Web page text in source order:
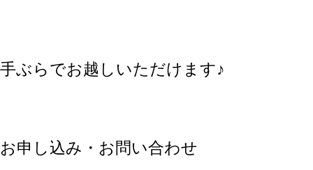
手ぶらでお越しいただけます♪
お申し込み・お問い合わせ